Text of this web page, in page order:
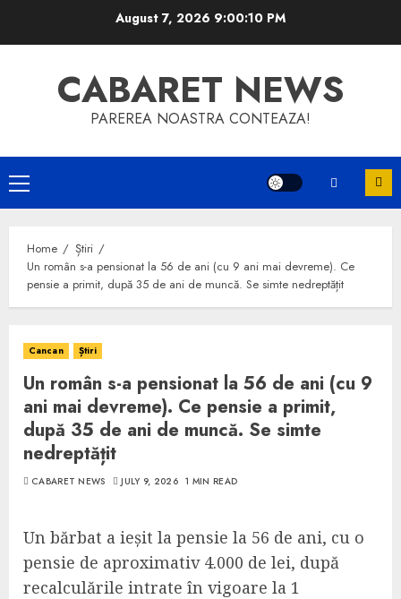
August 7, 2026 9:00:10 PM
CABARET NEWS
PAREREA NOASTRA CONTEAZA!
Primary
Menu
Home
Știri
Un român s-a pensionat la 56 de ani (cu 9 ani mai devreme). Ce
pensie a primit, după 35 de ani de muncă. Se simte nedreptățit
Cancan Știri
Un român s-a pensionat la 56 de ani (cu 9
ani mai devreme). Ce pensie a primit,
după 35 de ani de muncă. Se simte
nedreptățit
CABARET NEWS JULY 9, 2026 1 MIN READ
Un bărbat a ieșit la pensie la 56 de ani, cu o
pensie de aproximativ 4.000 de lei, după
recalculările intrate în vigoare la 1